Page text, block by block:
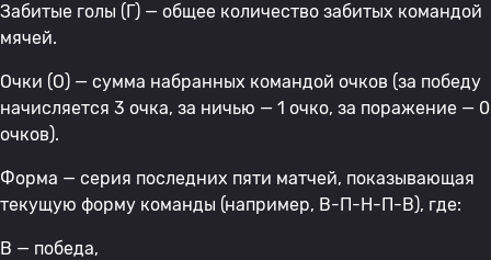
Забитые голы (Г) — общее количество забитых командой
мячей.
Очки (О) — сумма набранных командой очков (за победу
начисляется 3 очка, за ничью — 1 очко, за поражение — 0
очков).
Форма — серия последних пяти матчей, показывающая
текущую форму команды (например, В-П-Н-П-В), где:
В — победа,